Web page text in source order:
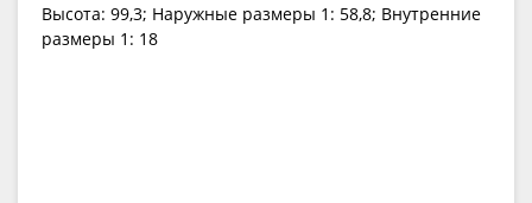
Высота: 99,3; Наружные размеры 1: 58,8; Внутренние
размеры 1: 18